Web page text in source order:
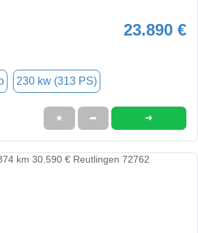
23.890 €
230 kw (313 PS)
★ ➦ ➜